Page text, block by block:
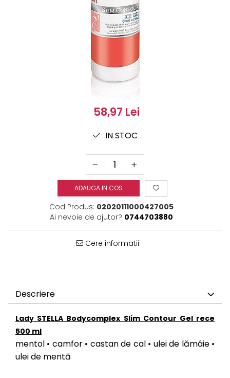
58,97 Lei
IN STOC
ADAUGA IN COS
Cod Produs: 02020111000427005
Ai nevoie de ajutor? 0744703880
Cere informatii
Descriere
Lady STELLA Bodycomplex Slim Contour Gel rece
500 ml
mentol • camfor • castan de cal • ulei de lămâie •
ulei de mentă